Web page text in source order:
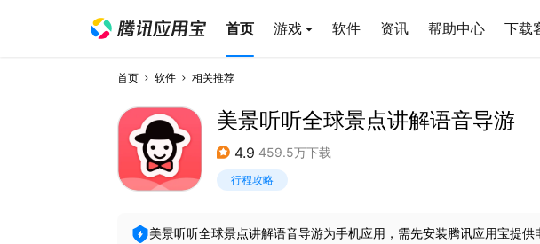
首页 游戏 软件 资讯 帮助中心 下载
首页 软件 相关推荐
美景听听全球景点讲解语音导游
4.9 459.5万下载
行程攻略
美景听听全球景点讲解语音导游为手机应用，需先安装腾讯应用宝提